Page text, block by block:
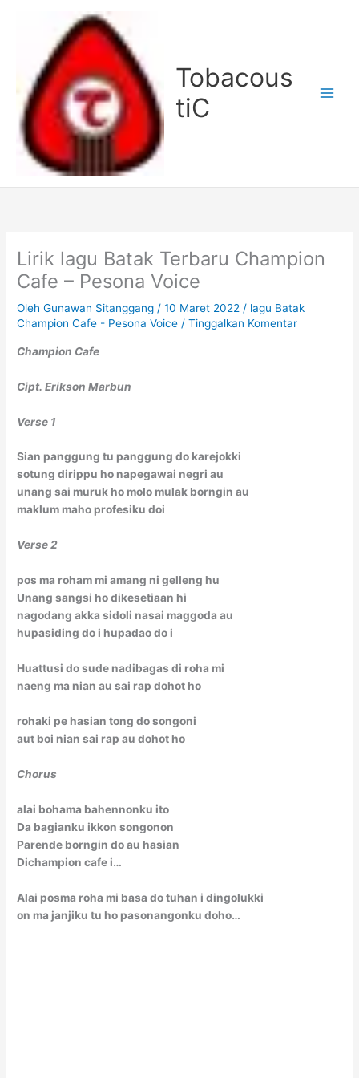
Tobacous
tiC
Lirik lagu Batak Terbaru Champion
Cafe – Pesona Voice
OlehGunawan Sitanggang /10 Maret 2022 / lagu Batak
Champion Cafe - Pesona Voice /Tinggalkan Komentar
Champion Cafe
Cipt. Erikson Marbun
Verse 1
Sian panggung tu panggung do karejokki
sotung dirippu ho napegawai negri au
unang sai muruk ho molo mulak borngin au
maklum maho profesiku doi
Verse 2
pos ma roham mi amang ni gelleng hu
Unang sangsi ho dikesetiaan hi
nagodang akka sidoli nasai maggoda au
hupasiding do i hupadao do i
Huattusi do sude nadibagas di roha mi
naeng ma nian au sai rap dohot ho
rohaki pe hasian tong do songoni
aut boi nian sai rap au dohot ho
Chorus
alai bohama bahennonku ito
Da bagianku ikkon songonon
Parende borngin do au hasian
Dichampion cafe i…
Alai posma roha mi basa do tuhan i dingolukki
on ma janjiku tu ho pasonangonku doho…